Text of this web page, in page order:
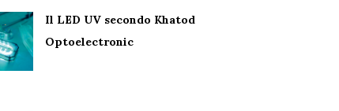
Il LED UV secondo Khatod
Optoelectronic